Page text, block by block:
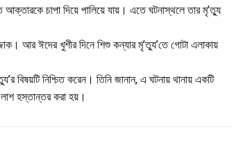
আক্তারকে চাপা দিয়ে পালিয়ে যায়। এতে ঘটনাস্থলে তার মৃ’ত্যু
আর ঈদের খুশীর দিনে শিশু কন্যার মৃ’ত্যু’তে গোটা এলাকায়
বিষয়টি নিশ্চিত করেন। তিনি জানান, এ ঘটনায় থানায় একটি
হস্তান্তর করা হয়।